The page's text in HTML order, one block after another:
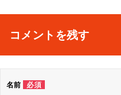
ビ
コメントを残す
名前 必須